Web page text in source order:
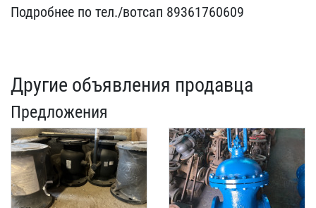
Подробнее по т​ел./вотсап 89361760609
Другие объявления продавца
Предложения